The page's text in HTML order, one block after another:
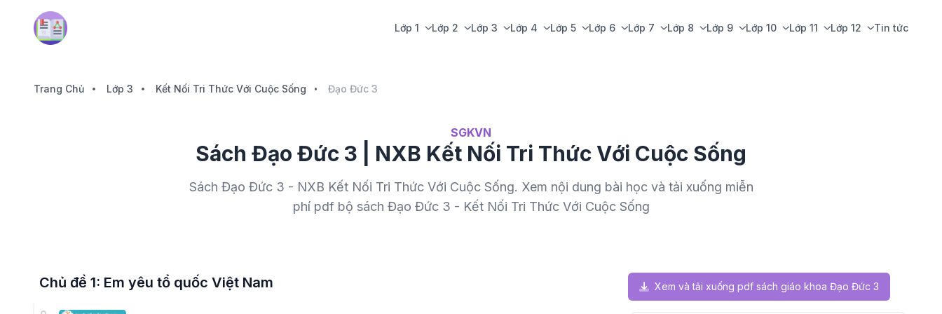
Lớp 1 Lớp 2 Lớp 3 Lớp 4 Lớp 5 Lớp 6 Lớp 7 Lớp 8 Lớp 9 Lớp 10 Lớp 11 Lớp 12 Tin tức
Trang Chủ Lớp 3 Kết Nối Tri Thức Với Cuộc Sống Đạo Đức 3
SGKVN
Sách Đạo Đức 3 | NXB Kết Nối Tri Thức Với Cuộc Sống
Sách Đạo Đức 3 - NXB Kết Nối Tri Thức Với Cuộc Sống. Xem nội dung bài học và tải xuống miễn
phí pdf bộ sách Đạo Đức 3 - Kết Nối Tri Thức Với Cuộc Sống
Chủ đề 1: Em yêu tổ quốc Việt Nam Xem và tải xuống pdf sách giáo khoa Đạo Đức 3